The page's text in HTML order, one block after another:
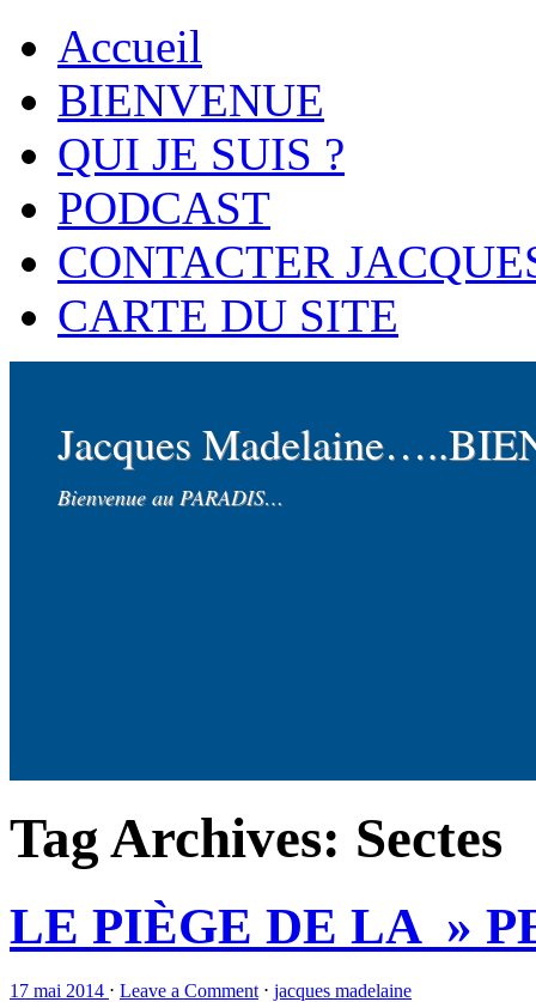
Accueil
BIENVENUE
QUI JE SUIS ?
PODCAST
CONTACTER
CARTE DU SITE
Jacques
Bienvenue au PARADIS…
Tag Archives: Sectes
LE PIÈGE DE LA »
17 mai 2014 ⋅ Leave a Comment ⋅ jacques madelaine